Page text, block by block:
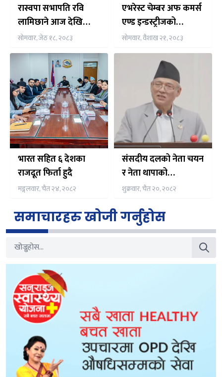
रास्वपा सभापति रवि
लामिछाने आज देखि
पाँचदिने भारत भ्रमणमा,
नेपाली समुदाय संग समेत
अन्तर्क्रिया गर्ने तय
सोमवार, जेठ १८, २०८३
एभरेस्ट चेम्बर अफ कमर्स
एण्ड इन्डस्ट्रीजको
अध्यक्षमा डा. मोहन कुमार
कार्की सर्वसम्मत चयन
सोमवार, वैशाख २१, २०८३
भारत सहित ६ देशका
राजदूत फिर्ता हुदै
मङ्गलवार, चैत २४, २०८२
संसदीय दलको नेता चयन
र नेता थापाको
अभिव्यक्तिले एमालेमा
शुक्रवार, चैत २०, २०८२
समाचारहरु खोजी गर्नुहोस